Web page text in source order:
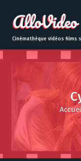
t
o
Cinémathèque vidéos films